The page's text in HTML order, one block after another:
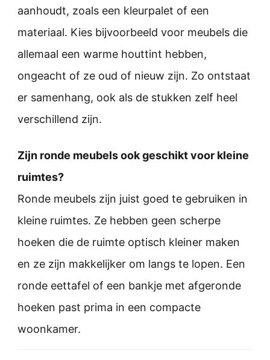
aanhoudt, zoals een kleurpalet of een
materiaal. Kies bijvoorbeeld voor meubels die
allemaal een warme houttint hebben,
ongeacht of ze oud of nieuw zijn. Zo ontstaat
er samenhang, ook als de stukken zelf heel
verschillend zijn.
Zijn ronde meubels ook geschikt voor kleine
ruimtes?
Ronde meubels zijn juist goed te gebruiken in
kleine ruimtes. Ze hebben geen scherpe
hoeken die de ruimte optisch kleiner maken
en ze zijn makkelijker om langs te lopen. Een
ronde eettafel of een bankje met afgeronde
hoeken past prima in een compacte
woonkamer.